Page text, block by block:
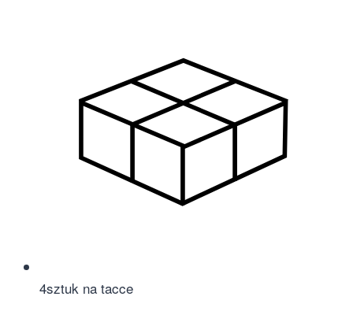
4sztuk na tacce